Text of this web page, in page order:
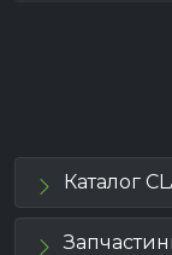
Каталог